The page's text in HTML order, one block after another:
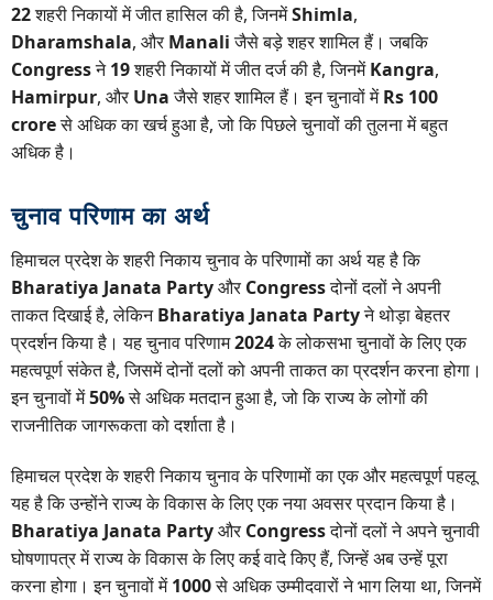
22शहरी निकायों में जीत हासिल की है, जिनमेंShimla,
Dharamshala, और Manaliजैसे बड़े शहर शामिल हैं। जबकि
Congressने19शहरी निकायों में जीत दर्ज की है, जिनमेंKangra,
Hamirpur, और Unaजैसे शहर शामिल हैं। इन चुनावों मेंRs 100
croreसे अधिक का खर्च हुआ है, जो कि पिछले चुनावों की तुलना में बहुत
अधिक है।
चुनाव परिणाम का अर्थ
हिमाचल प्रदेश के शहरी निकाय चुनाव के परिणामों का अर्थ यह है कि
Bharatiya Janata Partyऔर Congressदोनों दलों ने अपनी
ताकत दिखाई है, लेकिनBharatiya Janata Partyने थोड़ा बेहतर
प्रदर्शन किया है। यह चुनाव परिणाम2024के लोकसभा चुनावों के लिए एक
महत्वपूर्ण संकेत है, जिसमें दोनों दलों को अपनी ताकत का प्रदर्शन करना होगा।
इन चुनावों में50%से अधिक मतदान हुआ है, जो कि राज्य के लोगों की
राजनीतिक जागरूकता को दर्शाता है।
हिमाचल प्रदेश के शहरी निकाय चुनाव के परिणामों का एक और महत्वपूर्ण पहलू
यह है कि उन्होंने राज्य के विकास के लिए एक नया अवसर प्रदान किया है।
Bharatiya Janata Partyऔर Congressदोनों दलों ने अपने चुनावी
घोषणापत्र में राज्य के विकास के लिए कई वादे किए हैं, जिन्हें अब उन्हें पूरा
करना होगा। इन चुनावों में1000से अधिक उम्मीदवारों ने भाग लिया था, जिनमें